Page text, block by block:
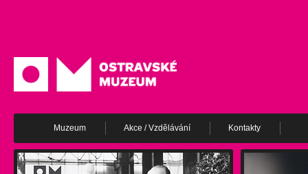
Muzeum Akce / Vzdělávání Kontakty